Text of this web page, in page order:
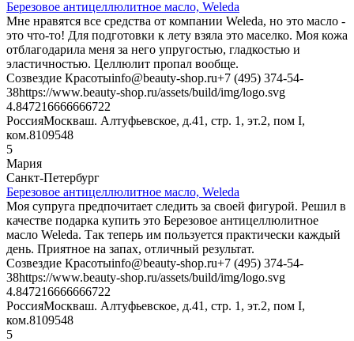
Березовое антицеллюлитное масло, Weleda
Мне нравятся все средства от компании Weleda, но это масло -
это что-то! Для подготовки к лету взяла это маселко. Моя кожа
отблагодарила меня за него упругостью, гладкостью и
эластичностью. Целлюлит пропал вообще.
Созвездие Красотыinfo@beauty-shop.ru+7 (495) 374-54-
38https://www.beauty-shop.ru/assets/build/img/logo.svg
4.847216666666722
РоссияМоскваш. Алтуфьевское, д.41, стр. 1, эт.2, пом I,
ком.8109548
5
Мария
Санкт-Петербург
Березовое антицеллюлитное масло, Weleda
Моя супруга предпочитает следить за своей фигурой. Решил в
качестве подарка купить это Березовое антицеллюлитное
масло Weleda. Так теперь им пользуется практически каждый
день. Приятное на запах, отличный результат.
Созвездие Красотыinfo@beauty-shop.ru+7 (495) 374-54-
38https://www.beauty-shop.ru/assets/build/img/logo.svg
4.847216666666722
РоссияМоскваш. Алтуфьевское, д.41, стр. 1, эт.2, пом I,
ком.8109548
5